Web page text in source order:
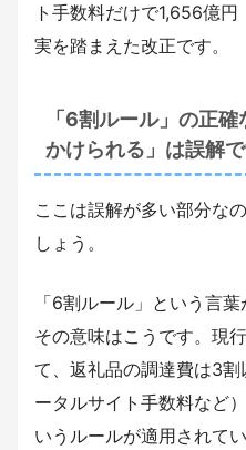
ト手数料だけで1,656億
実を踏まえた改正です。
「6割ルール」の正
かけられる」は誤解
ここは誤解が多い部分な
しょう。
「6割ルール」という言
その意味はこうです。現
て、返礼品の調達費は3
ータルサイト手数料など
いうルールが適用されて